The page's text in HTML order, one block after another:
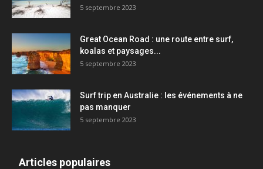
5 septembre 2023
Great Ocean Road : une route entre surf,
koalas et paysages...
5 septembre 2023
Surf trip en Australie : les événements à ne
pas manquer
5 septembre 2023
Articles populaires